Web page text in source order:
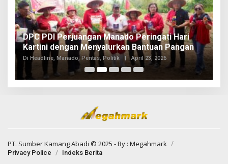
DPC PDI Perjuangan Manado Peringati Hari
Kartini dengan Menyalurkan Bantuan Pangan
Di Headline, Manado, Pentas, Politik April 23, 2026
PT. Sumber Kamang Abadi © 2025 - By : Megahmark
Privacy Police Indeks Berita